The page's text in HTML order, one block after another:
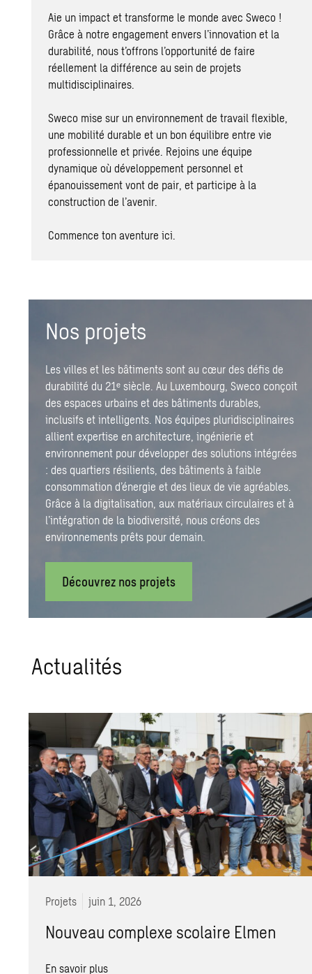
Aie un impact et transforme le monde avec Sweco !
Grâce à notre engagement envers l’innovation et la
durabilité, nous t’offrons l’opportunité de faire
réellement la différence au sein de projets
multidisciplinaires.
Sweco mise sur un environnement de travail flexible,
une mobilité durable et un bon équilibre entre vie
professionnelle et privée. Rejoins une équipe
dynamique où développement personnel et
épanouissement vont de pair, et participe à la
construction de l’avenir.
Commence ton aventure ici.
Nos projets
Les villes et les bâtiments sont au cœur des défis de
durabilité du 21ᵉ siècle. Au Luxembourg, Sweco conçoit
des espaces urbains et des bâtiments durables,
inclusifs et intelligents. Nos équipes pluridisciplinaires
allient expertise en architecture, ingénierie et
environnement pour développer des solutions intégrées
: des quartiers résilients, des bâtiments à faible
consommation d’énergie et des lieux de vie agréables.
Grâce à la digitalisation, aux matériaux circulaires et à
l’intégration de la biodiversité, nous créons des
environnements prêts pour demain.
Découvrez nos projets
Actualités
Projets juin 1, 2026
Nouveau complexe scolaire Elmen
En savoir plus